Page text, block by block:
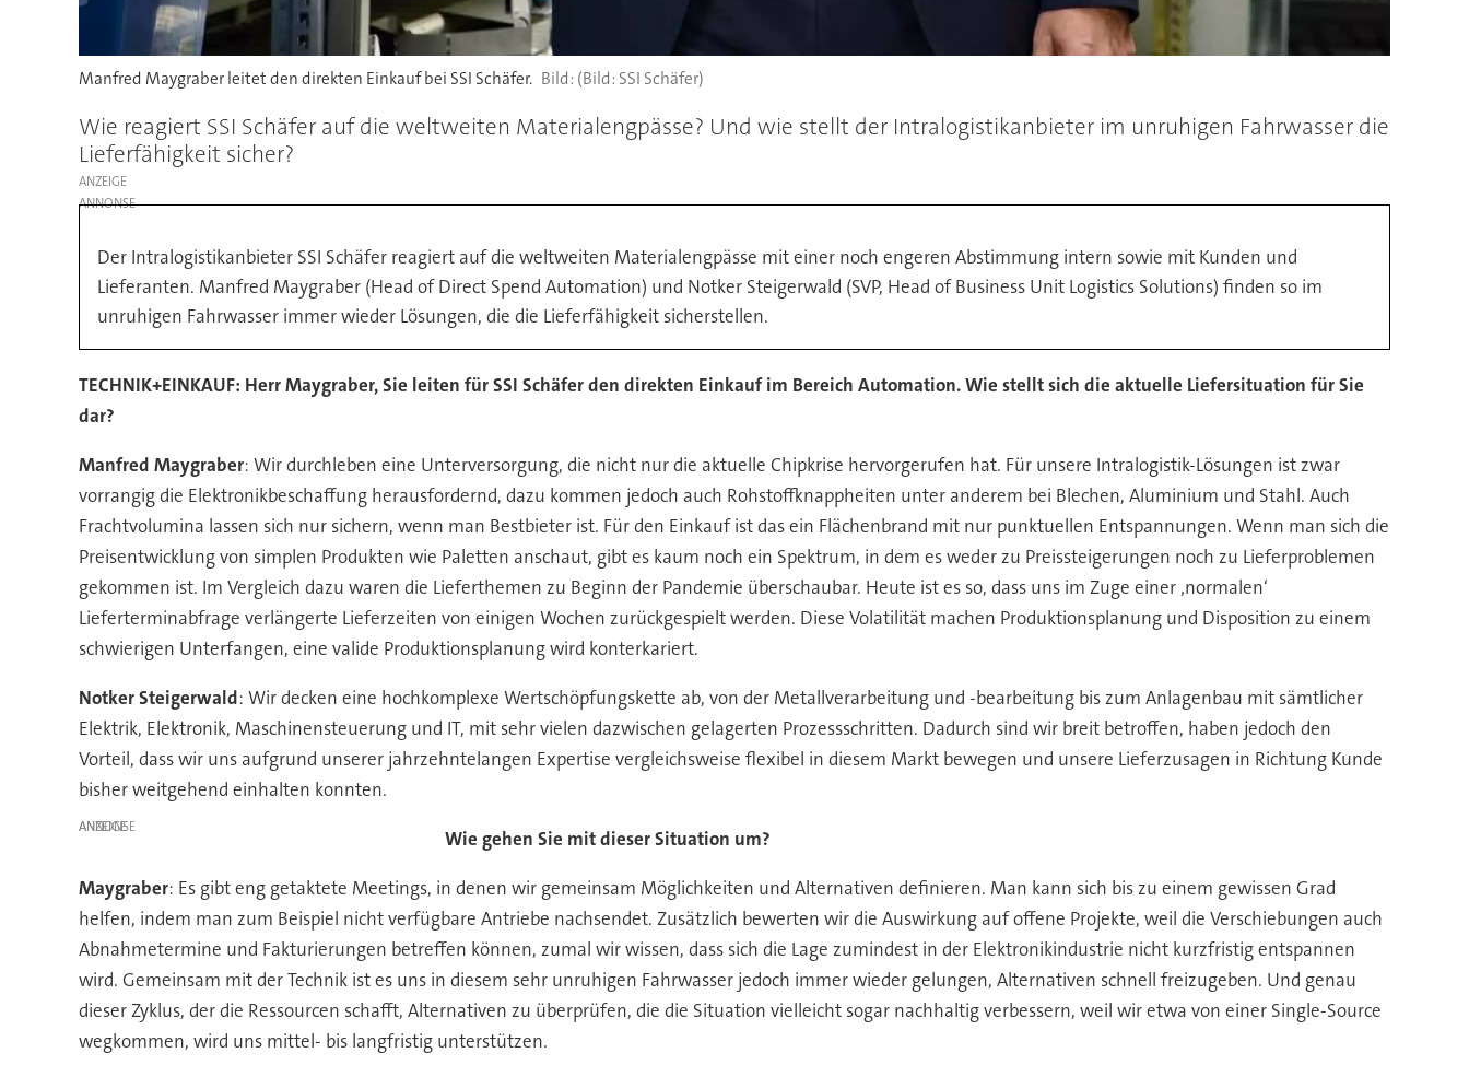
Manfred Maygraber leitet den direkten Einkauf bei SSI Schäfer. (Bild: SSI Schäfer)
Wie reagiert SSI Schäfer auf die weltweiten Materialengpässe? Und wie stellt der Intralogistikanbieter im unruhigen Fahrwasser die
Lieferfähigkeit sicher?
ANZEIGE
Der Intralogistikanbieter SSI Schäfer reagiert auf die weltweiten Materialengpässe mit einer noch engeren Abstimmung intern sowie mit Kunden und
Lieferanten. Manfred Maygraber (Head of Direct Spend Automation) und Notker Steigerwald (SVP, Head of Business Unit Logistics Solutions) finden so im
unruhigen Fahrwasser immer wieder Lösungen, die die Lieferfähigkeit sicherstellen.
TECHNIK+EINKAUF: Herr Maygraber, Sie leiten für SSI Schäfer den direkten Einkauf im Bereich Automation. Wie stellt sich die aktuelle Liefersituation für Sie
dar?
Manfred Maygraber: Wir durchleben eine Unterversorgung, die nicht nur die aktuelle Chipkrise hervorgerufen hat. Für unsere Intralogistik-Lösungen ist zwar
vorrangig die Elektronikbeschaffung herausfordernd, dazu kommen jedoch auch Rohstoffknappheiten unter anderem bei Blechen, Aluminium und Stahl. Auch
Frachtvolumina lassen sich nur sichern, wenn man Bestbieter ist. Für den Einkauf ist das ein Flächenbrand mit nur punktuellen Entspannungen. Wenn man sich die
Preisentwicklung von simplen Produkten wie Paletten anschaut, gibt es kaum noch ein Spektrum, in dem es weder zu Preissteigerungen noch zu Lieferproblemen
gekommen ist. Im Vergleich dazu waren die Lieferthemen zu Beginn der Pandemie überschaubar. Heute ist es so, dass uns im Zuge einer ‚normalen‘
Lieferterminabfrage verlängerte Lieferzeiten von einigen Wochen zurückgespielt werden. Diese Volatilität machen Produktionsplanung und Disposition zu einem
schwierigen Unterfangen, eine valide Produktionsplanung wird konterkariert.
Notker Steigerwald: Wir decken eine hochkomplexe Wertschöpfungskette ab, von der Metallverarbeitung und -bearbeitung bis zum Anlagenbau mit sämtlicher
Elektrik, Elektronik, Maschinensteuerung und IT, mit sehr vielen dazwischen gelagerten Prozessschritten. Dadurch sind wir breit betroffen, haben jedoch den
Vorteil, dass wir uns aufgrund unserer jahrzehntelangen Expertise vergleichsweise flexibel in diesem Markt bewegen und unsere Lieferzusagen in Richtung Kunde
bisher weitgehend einhalten konnten.
ANZEIGE Wie gehen Sie mit dieser Situation um?
Maygraber: Es gibt eng getaktete Meetings, in denen wir gemeinsam Möglichkeiten und Alternativen definieren. Man kann sich bis zu einem gewissen Grad
helfen, indem man zum Beispiel nicht verfügbare Antriebe nachsendet. Zusätzlich bewerten wir die Auswirkung auf offene Projekte, weil die Verschiebungen auch
Abnahmetermine und Fakturierungen betreffen können, zumal wir wissen, dass sich die Lage zumindest in der Elektronikindustrie nicht kurzfristig entspannen
wird. Gemeinsam mit der Technik ist es uns in diesem sehr unruhigen Fahrwasser jedoch immer wieder gelungen, Alternativen schnell freizugeben. Und genau
dieser Zyklus, der die Ressourcen schafft, Alternativen zu überprüfen, die die Situation vielleicht sogar nachhaltig verbessern, weil wir etwa von einer Single-Source
wegkommen, wird uns mittel- bis langfristig unterstützen.